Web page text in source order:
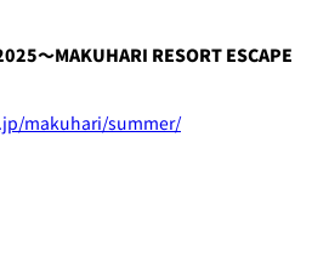
～MAKUHARI RESORT ESCAPE
makuhari/summer/